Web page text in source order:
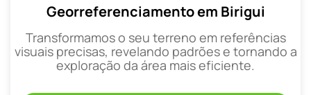
Georreferenciamento em Birigui
Transformamos o seu terreno em referências
visuais precisas, revelando padrões e tornando a
exploração da área mais eficiente.